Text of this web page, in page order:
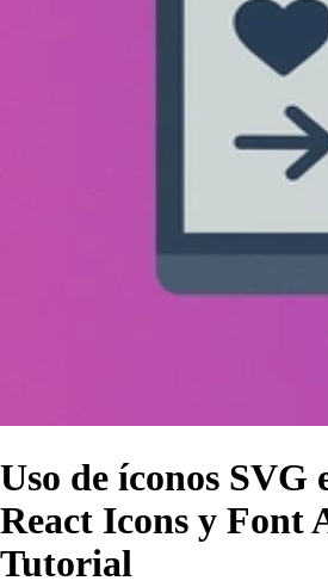
Uso de íconos SVG
React Icons y Font
Tutorial